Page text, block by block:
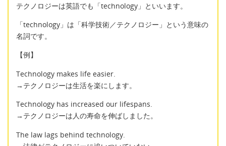
テクノロジーは英語でも「technology」といいます。
「technology」は「科学技術／テクノロジー」という意味の
名詞です。
【例】
Technology makes life easier.
→テクノロジーは生活を楽にします。
Technology has increased our lifespans.
→テクノロジーは人の寿命を伸ばしました。
The law lags behind technology.